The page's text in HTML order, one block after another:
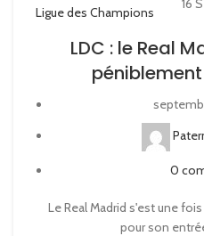
16
Ligue des Champions
LDC : le Real
péniblement
0
Le Real Madrid s'est une
pour son